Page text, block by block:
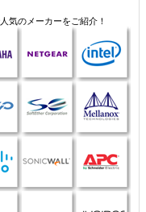
気のメーカーをご紹介！